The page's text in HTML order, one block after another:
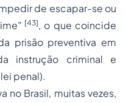
de escapar-se ou
" [43], o que coincide
prisão preventiva em
instrução criminal e
penal).
no Brasil, muitas vezes,